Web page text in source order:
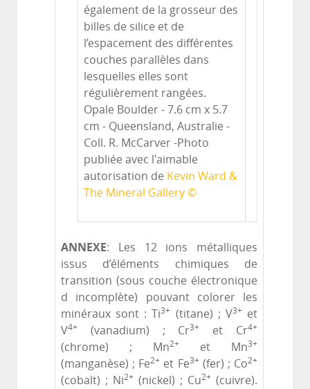
également de la grosseur des
billes de silice et de
l’espacement des différentes
couches parallèles dans
lesquelles elles sont
régulièrement rangées.
Opale Boulder - 7.6 cm x 5.7
cm - Queensland, Australie -
Coll. R. McCarver -Photo
publiée avec l'aimable
autorisation de Kevin Ward &
The Mineral Gallery ©
ANNEXE: Les 12 ions métalliques
issus d’éléments chimiques de
transition (sous couche électronique
d incomplète) pouvant colorer les
minéraux sont : Ti3+ (titane) ; V3+et
V4+ (vanadium) ; Cr3+ et Cr4+
(chrome) ; Mn2+ et Mn3+
(manganèse) ; Fe2+ et Fe3+(fer) ; Co2+
(cobalt) ; Ni2+ (nickel) ; Cu2+ (cuivre).